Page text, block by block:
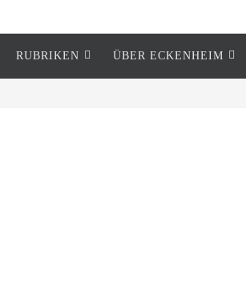
RUBRIKEN ÜBER ECKENHEIM